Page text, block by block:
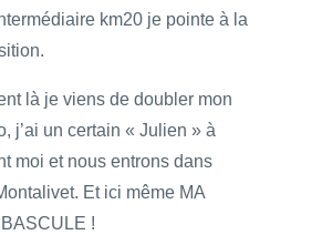
km20 je pointe à la
là je viens de doubler mon
j’ai un certain « Julien » à
moi et nous entrons dans
Et ici même MA
!